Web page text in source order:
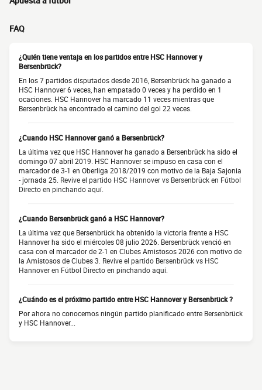
FAQ
¿Quién tiene ventaja en los partidos entre HSC Hannover y
Bersenbrück?
En los 7 partidos disputados desde 2016, Bersenbrück ha ganado a
HSC Hannover 6 veces, han empatado 0 veces y ha perdido en 1
ocaciones. HSC Hannover ha marcado 11 veces mientras que
Bersenbrück ha encontrado el camino del gol 22 veces.
¿Cuando HSC Hannover ganó a Bersenbrück?
La última vez que HSC Hannover ha ganado a Bersenbrück ha sido el
domingo 07 abril 2019. HSC Hannover se impuso en casa con el
marcador de 3-1 en Oberliga 2018/2019 con motivo de la Baja Sajonia
- jornada 25. Revive el partido HSC Hannover vs Bersenbrück en Fútbol
Directo en pinchando aquí.
¿Cuando Bersenbrück ganó a HSC Hannover?
La última vez que Bersenbrück ha obtenido la victoria frente a HSC
Hannover ha sido el miércoles 08 julio 2026. Bersenbrück venció en
casa con el marcador de 2-1 en Clubes Amistosos 2026 con motivo de
la Amistosos de Clubes 3. Revive el partido Bersenbrück vs HSC
Hannover en Fútbol Directo en pinchando aquí.
¿Cuándo es el próximo partido entre HSC Hannover y Bersenbrück ?
Por ahora no conocemos ningún partido planificado entre Bersenbrück
y HSC Hannover...